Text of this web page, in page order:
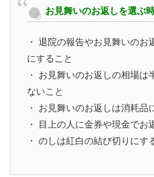
お見舞いのお返しを選ぶ
・ 退院の報告やお見舞いのお
にすること
・ お見舞いのお返しの相場は
ないこと
・ お見舞いのお返しは消耗品
・ 目上の人に金券や現金でお
・ のしは紅白の結び切りにす